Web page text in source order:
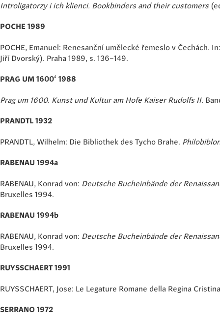
Introligatorzy i ich klienci. Bookbinders and their customers
POCHE 1989
POCHE, Emanuel: Renesanční umělecké řemeslo v Čechách.
Jiří Dvorský). Praha 1989, s. 136–149.
PRAG UM 1600‘ 1988
Prag um 1600. Kunst und Kultur am Hofe Kaiser Rudolfs II.
PRANDTL 1932
PRANDTL, Wilhelm: Die Bibliothek des Tycho Brahe.
RABENAU 1994a
RABENAU, Konrad von: Deutsche Bucheinbände der
Bruxelles 1994.
RABENAU 1994b
RABENAU, Konrad von: Deutsche Bucheinbände der
Bruxelles 1994.
RUYSSCHAERT 1991
RUYSSCHAERT, Jose: Le Legature Romane della Regina
SERRANO 1972